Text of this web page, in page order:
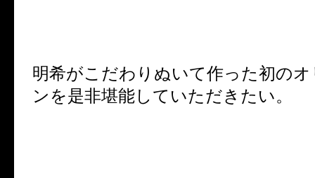
明希がこだわりぬいて作った初の
ンを是非堪能していただきたい。